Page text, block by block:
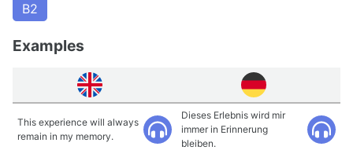
B2
Examples
This experience will always
remain in my memory.
Dieses Erlebnis wird mir
immer in Erinnerung
bleiben.